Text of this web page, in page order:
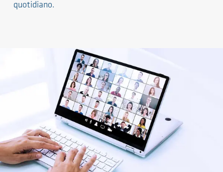
quotidiano.